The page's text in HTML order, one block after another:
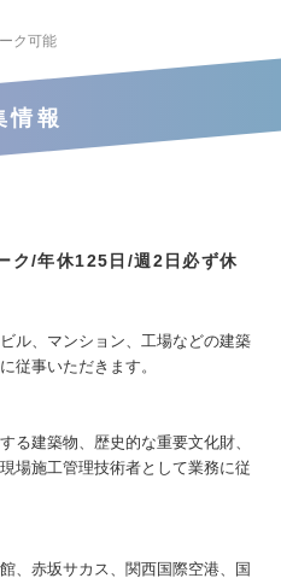
ク可能
情報
ク/年休125日/週2日必ず休
ル、マンション、工場などの建築
従事いただきます。
る建築物、歴史的な重要文化財、
場施工管理技術者として業務に従
、赤坂サカス、関西国際空港、国